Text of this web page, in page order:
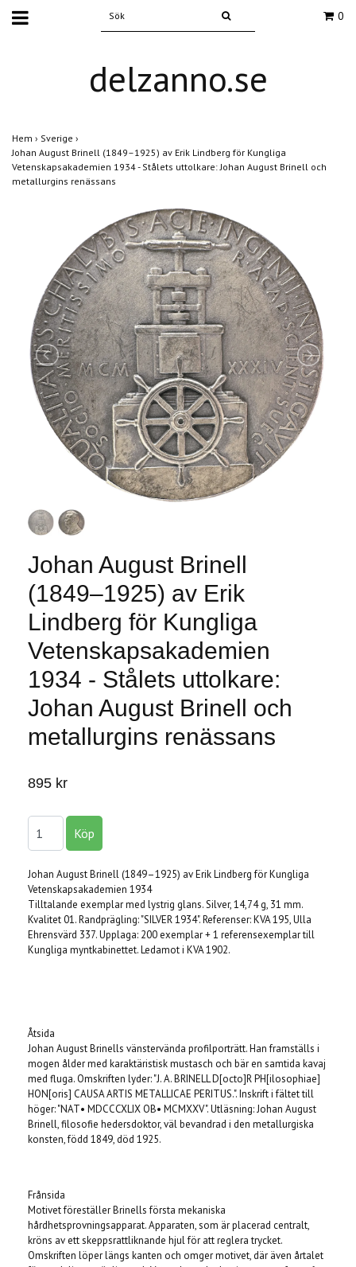
0
delzanno.se
Hem › Sverige ›
Johan August Brinell (1849–1925) av Erik Lindberg för Kungliga
Vetenskapsakademien 1934 - Stålets uttolkare: Johan August Brinell och
metallurgins renässans
Johan August Brinell
(1849–1925) av Erik
Lindberg för Kungliga
Vetenskapsakademien
1934 - Stålets uttolkare:
Johan August Brinell och
metallurgins renässans
895 kr
Johan August Brinell (1849–1925) av Erik Lindberg för Kungliga
Vetenskapsakademien 1934
Tilltalande exemplar med lystrig glans. Silver, 14,74 g, 31 mm.
Kvalitet 01. Randprägling: "SILVER 1934". Referenser: KVA 195, Ulla
Ehrensvärd 337. Upplaga: 200 exemplar + 1 referensexemplar till
Kungliga myntkabinettet. Ledamot i KVA 1902.
Åtsida
Johan August Brinells vänstervända profilporträtt. Han framställs i
mogen ålder med karaktäristisk mustasch och bär en samtida kavaj
med fluga. Omskriften lyder: "J. A. BRINELL D[octo]R PH[ilosophiae]
HON[oris] CAUSA ARTIS METALLICAE PERITUS.". Inskrift i fältet till
höger: "NAT• MDCCCXLIX OB• MCMXXV". Utläsning: Johan August
Brinell, filosofie hedersdoktor, väl bevandrad i den metallurgiska
konsten, född 1849, död 1925.
Frånsida
Motivet föreställer Brinells första mekaniska
hårdhetsprovningsapparat. Apparaten, som är placerad centralt,
kröns av ett skeppsrattliknande hjul för att reglera trycket.
Omskriften löper längs kanten och omger motivet, där även årtalet